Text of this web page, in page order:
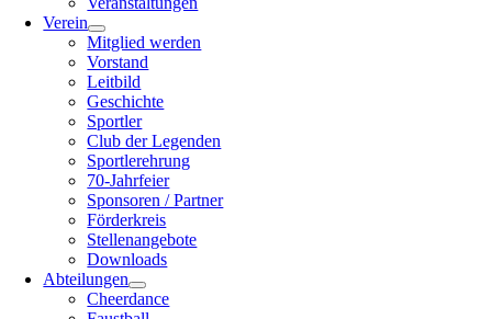
Verein
Mitglied werden
Vorstand
Leitbild
Geschichte
Sportler
Club der Legenden
Sportlerehrung
70-Jahrfeier
Sponsoren / Partner
Förderkreis
Stellenangebote
Downloads
Abteilungen
Cheerdance